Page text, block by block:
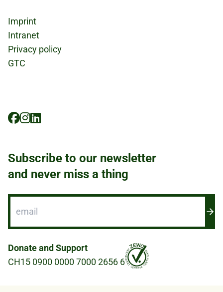
Imprint
Intranet
Privacy policy
GTC
Icons
Subscribe to our newsletter
and never miss a thing
Donate and Support
CH15 0900 0000 7000 2656 6